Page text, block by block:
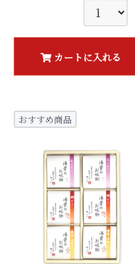
カートに入れる
おすすめ商品